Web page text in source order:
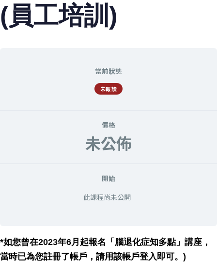
(員工培訓)
當前狀態
未報讀
價格
未公佈
開始
此課程尚未公開
*如您曾在2023年6月起報名「腦退化症知多點」講座，
當時已為您註冊了帳戶，請用該帳戶登入即可。)